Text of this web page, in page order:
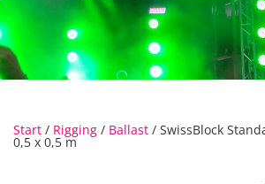
Start / Rigging / Ballast / SwissBlock
0,5 x 0,5 m